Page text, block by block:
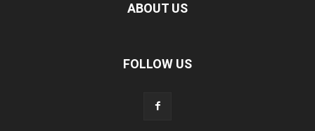
ABOUT US
FOLLOW US